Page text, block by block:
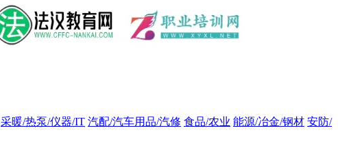
采暖/热泵/仪器/IT 汽配/汽车用品/汽修 食品/农业 能源/冶金/钢材 安防/